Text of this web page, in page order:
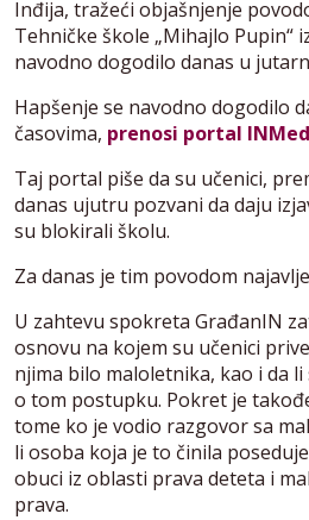
Inđija, tražeći objašnjenje
Tehničke škole „Mihajlo Pupin“
navodno dogodilo danas u
Hapšenje se navodno dogodilo
časovima, prenosi portal
Taj portal piše da su učenici,
danas ujutru pozvani da daju
su blokirali školu.
Za danas je tim povodom
U zahtevu spokreta GrađanIN
osnovu na kojem su učenici
njima bilo maloletnika, kao i da
o tom postupku. Pokret je
tome ko je vodio razgovor sa
li osoba koja je to činila
obuci iz oblasti prava deteta i
prava.